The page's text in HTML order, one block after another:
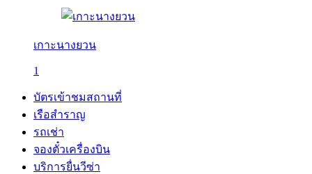
เกาะนางยวน
1
บัตรเข้าชมสถานที่
เรือสำราญ
รถเช่า
จองตั๋วเครื่องบิน
บริการยื่นวีซ่า